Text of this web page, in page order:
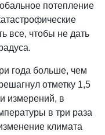
потепление
все, чтобы не дать
года больше, чем
отметку 1,5
измерений, в
в три раза
климата